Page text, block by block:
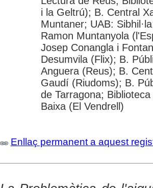
i la Geltrú); B. Central
Muntaner; UAB:
Ramon Muntanyola
Josep Conangla i
Desumvila (Flix); B.
Anguera (Reus); B.
Gaudí (Riudoms); B.
de Tarragona;
Baixa (El Vendrell)
Enllaç permanent a aquest